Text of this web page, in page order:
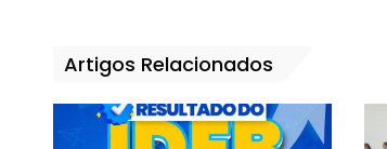
Artigos Relacionados